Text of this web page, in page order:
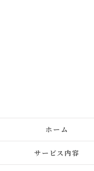
ホーム
サービス内容